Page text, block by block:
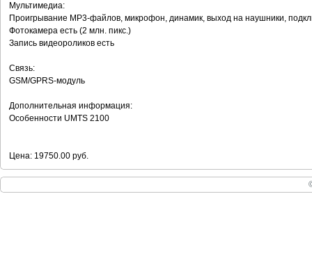
Мультимедиа:
Проигрывание MP3-файлов, микрофон, динамик, выход на наушники,
Фотокамера есть (2 млн. пикс.)
Запись видеороликов есть
Связь:
GSM/GPRS-модуль
Дополнительная информация:
Особенности UMTS 2100
Цена: 19750.00 руб.